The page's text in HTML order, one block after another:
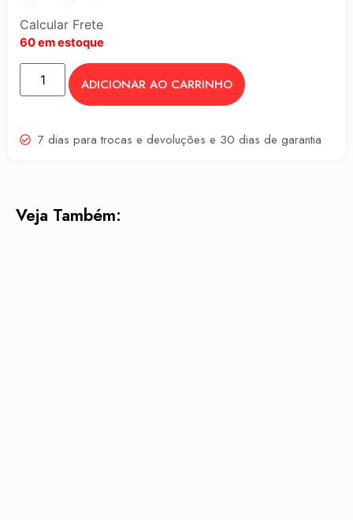
Calcular Frete
60 em estoque
ADICIONAR AO CARRINHO
7 dias para trocas e devoluções e 30 dias de garantia
Veja Também: